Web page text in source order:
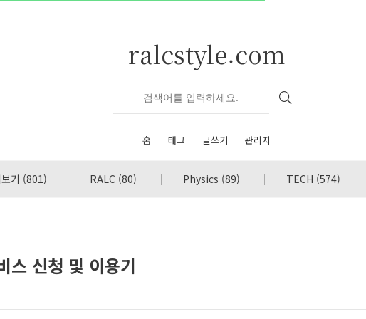
ralcstyle.com
홈 태그 글쓰기 관리자
기 (801) RALC (80) Physics (89) TECH (574)
스 신청 및 이용기